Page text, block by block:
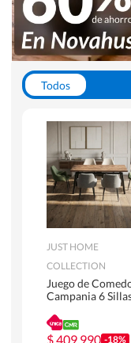
Todos
Escritorios y
Alfombras
JUST HOME
COLLECTION
Juego de
Campania 6
180 x 90 x 76 cm
Café
$409.990 -18%